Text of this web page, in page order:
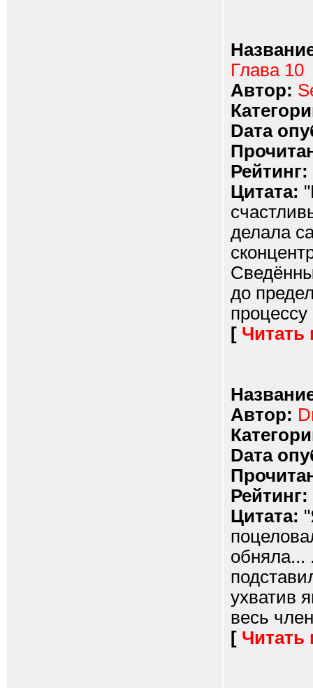
Глава 10
Автор:
Dата
Рейтинг:
Цитата:
делала
до
[ Читать
Автор:
Dата
Рейтинг:
Цитата:
обняла...
ухватив
весь
[ Читать